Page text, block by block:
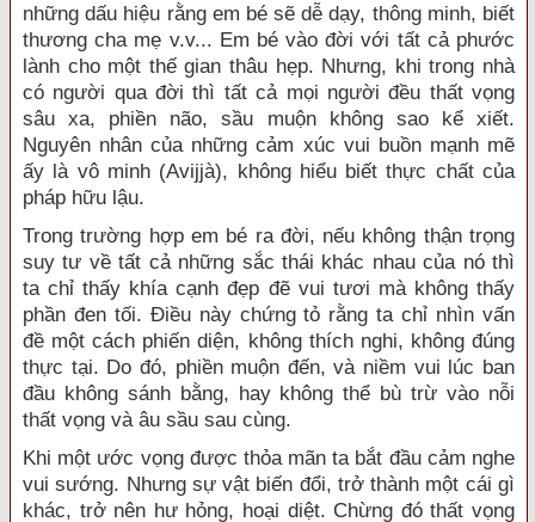
những dấu hiệu rằng em bé sẽ dễ dạy, thông minh, biết
thương cha mẹ v.v... Em bé vào đời với tất cả phước
lành cho một thế gian thâu hẹp. Nhưng, khi trong nhà
có người qua đời thì tất cả mọi người đều thất vọng
sâu xa, phiền não, sầu muộn không sao kể xiết.
Nguyên nhân của những cảm xúc vui buồn mạnh mẽ
ấy là vô minh (Avijjà), không hiểu biết thực chất của
pháp hữu lậu.
Trong trường hợp em bé ra đời, nếu không thận trọng
suy tư về tất cả những sắc thái khác nhau của nó thì
ta chỉ thấy khía cạnh đẹp đẽ vui tươi mà không thấy
phần đen tối. Ðiều này chứng tỏ rằng ta chỉ nhìn vấn
đề một cách phiến diện, không thích nghi, không đúng
thực tại. Do đó, phiền muộn đến, và niềm vui lúc ban
đầu không sánh bằng, hay không thể bù trừ vào nỗi
thất vọng và âu sầu sau cùng.
Khi một ước vọng được thỏa mãn ta bắt đầu cảm nghe
vui sướng. Nhưng sự vật biến đổi, trở thành một cái gì
khác, trở nên hư hỏng, hoại diệt. Chừng đó thất vọng